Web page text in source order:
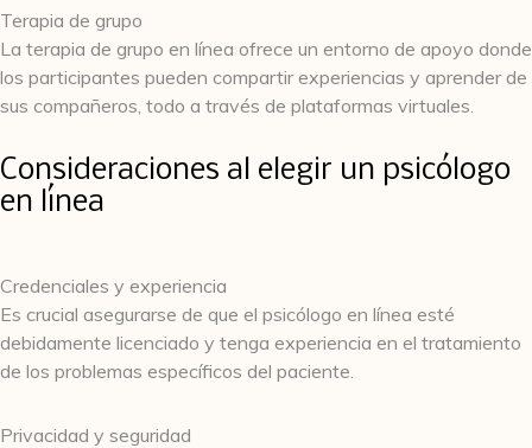
Terapia de grupo
La terapia de grupo en línea ofrece un entorno de apoyo donde
los participantes pueden compartir experiencias y aprender de
sus compañeros, todo a través de plataformas virtuales.
Consideraciones al elegir un psicólogo
en línea
Credenciales y experiencia
Es crucial asegurarse de que el psicólogo en línea esté
debidamente licenciado y tenga experiencia en el tratamiento
de los problemas específicos del paciente.
Privacidad y seguridad